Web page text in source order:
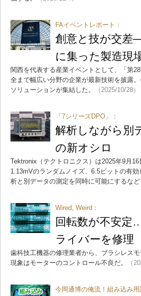
FAイベントレポート：
創意と技が交差
に集った製造現
関西を代表する産業イベントとして、「第
全まで幅広い分野の企業が最新技術を披露
ソリューションが集結した。
（2025/10/28）
「7シリーズDPO」：
解析しながら別
の新オシロ
Tektronix（テクトロニクス）は2025年9月
1.13mVのランダムノイズ、6.5ビットの有
析と別データの測定を同時に可能にするな
Wired, Weird：
回転数が不安
ライバーを修理
歯科技工機器の修理業者から、ブラシレス
現象はモーターのコントロール不良だ。
（
今岡通博の俺流！組み込み用